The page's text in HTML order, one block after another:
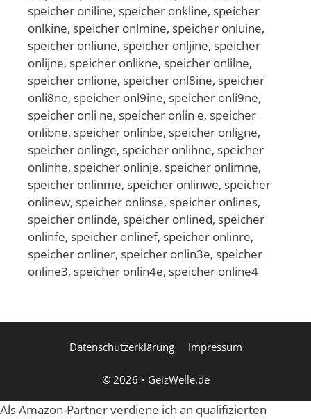
speicher oniline, speicher onkline, speicher
onlkine, speicher onlmine, speicher onluine,
speicher onliune, speicher onljine, speicher
onlijne, speicher onlikne, speicher onlilne,
speicher onlione, speicher onl8ine, speicher
onli8ne, speicher onl9ine, speicher onli9ne,
speicher onli ne, speicher onlin e, speicher
onlibne, speicher onlinbe, speicher onligne,
speicher onlinge, speicher onlihne, speicher
onlinhe, speicher onlinje, speicher onlimne,
speicher onlinme, speicher onlinwe, speicher
onlinew, speicher onlinse, speicher onlines,
speicher onlinde, speicher onlined, speicher
onlinfe, speicher onlinef, speicher onlinre,
speicher onliner, speicher onlin3e, speicher
online3, speicher onlin4e, speicher online4
Datenschutzerklärung Impressum
© 2026 • GeizWelle.de
Als Amazon-Partner verdiene ich an qualifizierten